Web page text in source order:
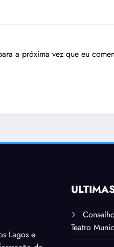
a próxima vez que eu
Lagos e
Teatro